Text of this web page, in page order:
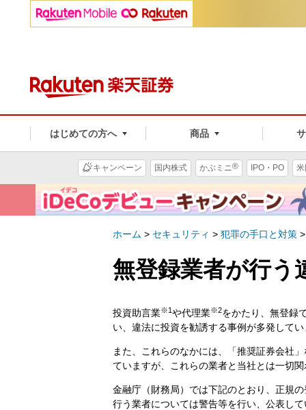
はじめての方へ 商品
キャンペーン 国内株式 かぶミニ® IPO・PO
ホーム > セキュリティ > 犯罪の手口と対策
無登録業者が行う
投資助言業※1や代理業※2をかたり、無登録
い、違法に投資を勧誘する事例が多発して
また、これらのなかには、「推奨証券会社
ていますが、これらの業者と当社とは一切
金融庁（財務局）では下記のとおり、正規
行う業者については警告等を行い、公表し